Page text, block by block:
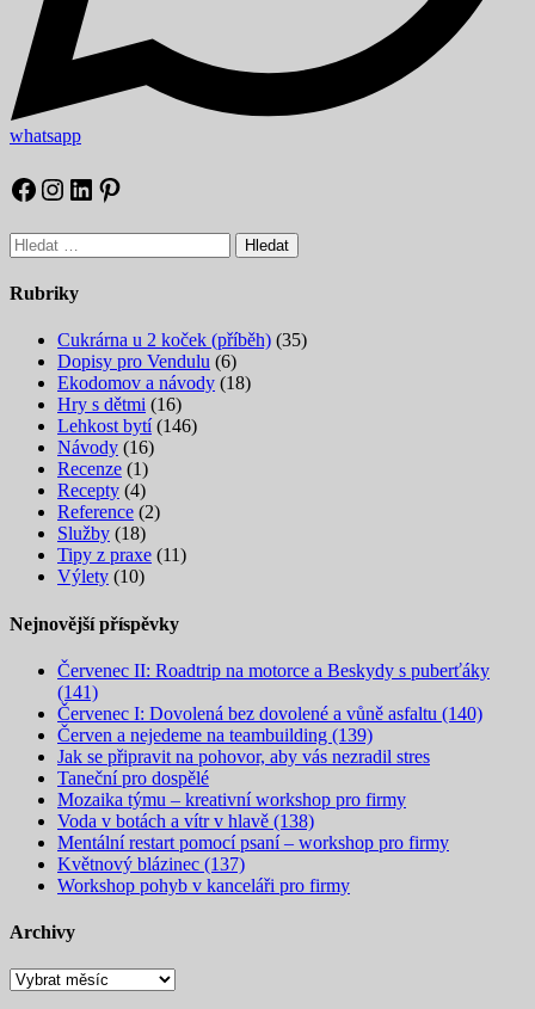
whatsapp
Facebook
Instagram
LinkedIn
Pinterest
Vyhledávání
Rubriky
Cukrárna u 2 koček (příběh) (35)
Dopisy pro Vendulu (6)
Ekodomov a návody (18)
Hry s dětmi (16)
Lehkost bytí(146)
Návody (16)
Recenze (1)
Recepty (4)
Reference (2)
Služby (18)
Tipy z praxe (11)
Výlety (10)
Nejnovější příspěvky
Červenec II: Roadtrip na motorce a Beskydy s puberťáky
(141)
Červenec I: Dovolená bez dovolené a vůně asfaltu (140)
Červen a nejedeme na teambuilding (139)
Jak se připravit na pohovor, aby vás nezradil stres
Taneční pro dospělé
Mozaika týmu – kreativní workshop pro firmy
Voda v botách a vítr v hlavě (138)
Mentální restart pomocí psaní – workshop pro firmy
Květnový blázinec (137)
Workshop pohyb v kanceláři pro firmy
Archivy
Archivy